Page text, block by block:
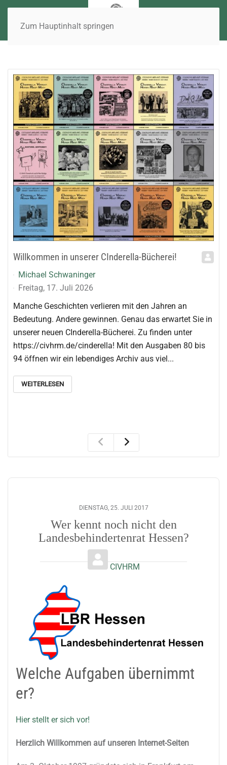
Zum Hauptinhalt springen
Liebe Mitglieder, liebe Freundinnen und Freunde
des CIV HRM e.V., liebe politisch Interessierte,
Super User
die Debatte im Hessischen Landtag zur Deutschen
als Cochlear Implant Verband Hessen – Rhein-Main e.V.
in einer politischen Erklärung zusammenzufassen. Wir
unterstützen das Recht auf Gebärdensprache ...
WEITERLESEN
DIENSTAG, 25. JULI 2017
Wer kennt noch nicht den
Landesbehindertenrat Hessen?
CIVHRM
Welche Aufgaben übernimmt
er?
Hier stellt er sich vor!
Herzlich Willkommen auf unseren Internet-Seiten